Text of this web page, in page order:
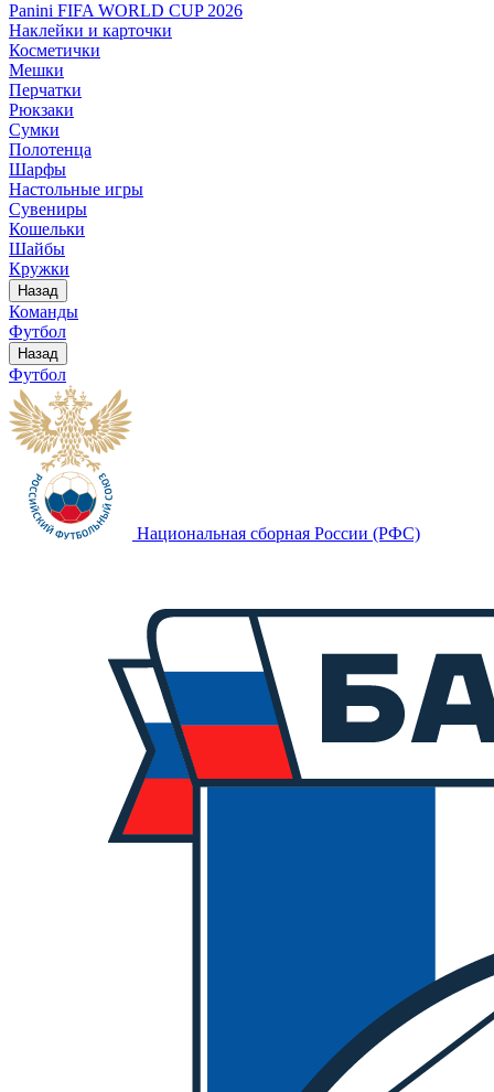
Panini FIFA WORLD CUP 2026
Наклейки и карточки
Косметички
Мешки
Перчатки
Рюкзаки
Сумки
Полотенца
Шарфы
Настольные игры
Сувениры
Кошельки
Шайбы
Кружки
Назад
Команды
Футбол
Назад
Футбол
Национальная сборная России (РФС)